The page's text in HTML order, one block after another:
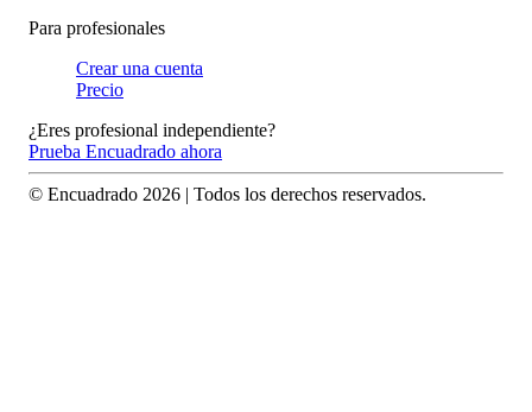
Para profesionales
Crear una cuenta
Precio
¿Eres profesional independiente?
Prueba Encuadrado ahora
© Encuadrado 2026 | Todos los derechos reservados.